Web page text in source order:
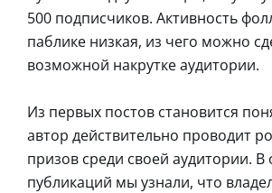
500 подписчиков. Активность
паблике низкая, из чего можно
возможной накрутке аудитории.
Из первых постов становится
автор действительно проводит
призов среди своей аудитории. В
публикаций мы узнали, что